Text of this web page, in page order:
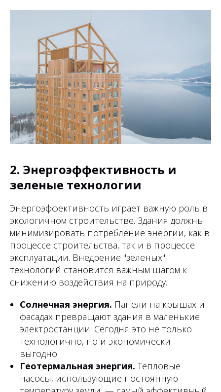
2. Энергоэффективность и
зеленые технологии
Энергоэффективность играет важную роль в
экологичном строительстве. Здания должны
минимизировать потребление энергии, как в
процессе строительства, так и в процессе
эксплуатации. Внедрение "зеленых"
технологий становится важным шагом к
снижению воздействия на природу.
Солнечная энергия. Панели на крышах и
фасадах превращают здания в маленькие
электростанции. Сегодня это не только
технологично, но и экономически
выгодно.
Геотермальная энергия. Тепловые
насосы, использующие постоянную